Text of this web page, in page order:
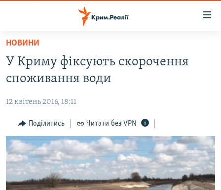
Перейти
основного
матеріалу
до
навігації
Перейти
до
пошуку
ВОДА.КРИМ
ПОЛІТИКА
БЛОГИ
ПОГЛЯД
ІНТЕРВ'Ю
ВСЕ ЗА ДЕНЬ
НОВИНИ
У Криму фіксують скорочення
споживання води
12 квітень 2016, 18:11
Поділитись Читати без VPN